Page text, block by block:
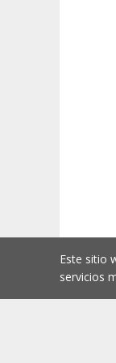
Este sitio
servicios